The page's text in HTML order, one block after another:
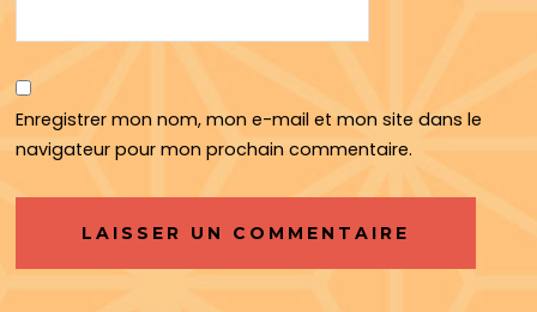
Enregistrer mon nom, mon e-mail et mon site dans le
navigateur pour mon prochain commentaire.